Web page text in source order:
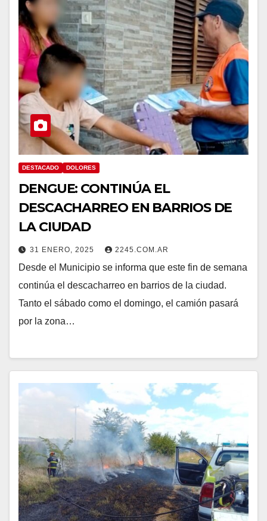
DESTACADO DOLORES
DENGUE: CONTINÚA EL
DESCACHARREO EN BARRIOS DE
LA CIUDAD
31 ENERO, 2025 2245.COM.AR
Desde el Municipio se informa que este fin de semana
continúa el descacharreo en barrios de la ciudad.
Tanto el sábado como el domingo, el camión pasará
por la zona…